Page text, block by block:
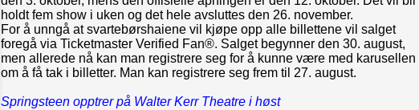
holdt fem show i uken og det hele avsluttes den 26. november.
For å unngå at svartebørshaiene vil kjøpe opp alle billettene vil salget
foregå via Ticketmaster Verified Fan®. Salget begynner den 30. august,
men allerede nå kan man registrere seg for å kunne være med karusellen
om å få tak i billetter. Man kan registrere seg frem til 27. august.
Springsteen opptrer på Walter Kerr Theatre i høst